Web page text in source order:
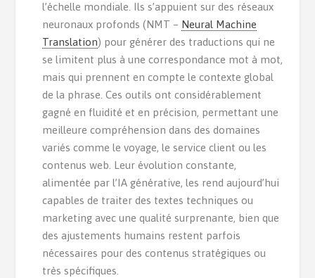
l’échelle mondiale. Ils s’appuient sur des réseaux
neuronaux profonds (NMT – Neural Machine
Translation) pour générer des traductions qui ne
se limitent plus à une correspondance mot à mot,
mais qui prennent en compte le contexte global
de la phrase. Ces outils ont considérablement
gagné en fluidité et en précision, permettant une
meilleure compréhension dans des domaines
variés comme le voyage, le service client ou les
contenus web. Leur évolution constante,
alimentée par l’IA générative, les rend aujourd’hui
capables de traiter des textes techniques ou
marketing avec une qualité surprenante, bien que
des ajustements humains restent parfois
nécessaires pour des contenus stratégiques ou
très spécifiques.